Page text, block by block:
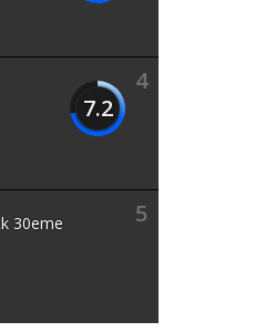
4
7.2
5
30eme